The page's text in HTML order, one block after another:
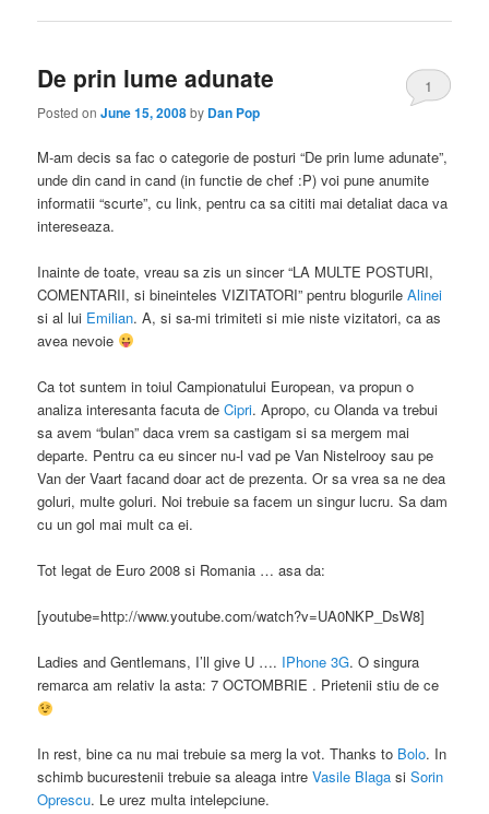
De prin lume adunate
Posted onJune 15, 2008by Dan Pop
1
M-am decis sa fac o categorie de posturi “De prin lume adunate”,
unde din cand in cand (in functie de chef :P) voi pune anumite
informatii “scurte”, cu link, pentru ca sa cititi mai detaliat daca va
intereseaza.
Inainte de toate, vreau sa zis un sincer “LA MULTE POSTURI,
COMENTARII, si bineinteles VIZITATORI” pentru blogurileAlinei
si al lui Emilian. A, si sa-mi trimiteti si mie niste vizitatori, ca as
avea nevoie
Ca tot suntem in toiul Campionatului European, va propun o
analiza interesanta facuta deCipri. Apropo, cu Olanda va trebui
sa avem “bulan” daca vrem sa castigam si sa mergem mai
departe. Pentru ca eu sincer nu-l vad pe Van Nistelrooy sau pe
Van der Vaart facand doar act de prezenta. Or sa vrea sa ne dea
goluri, multe goluri. Noi trebuie sa facem un singur lucru. Sa dam
cu un gol mai mult ca ei.
Tot legat de Euro 2008 si Romania … asa da:
[youtube=http://www.youtube.com/watch?v=UA0NKP_DsW8]
Ladies and Gentlemans, I’ll give U …. IPhone 3G. O singura
remarca am relativ la asta: 7 OCTOMBRIE . Prietenii stiu de ce
In rest, bine ca nu mai trebuie sa merg la vot. Thanks to Bolo. In
schimb bucurestenii trebuie sa aleaga intreVasile Blaga siSorin
Oprescu. Le urez multa intelepciune.